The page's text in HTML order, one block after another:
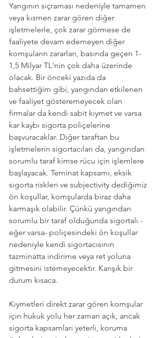
Yangının sıçraması nedeniyle tamamen
veya kısmen zarar gören diğer
işletmelerle, çok zarar görmese de
faaliyete devam edemeyen diğer
komşuların zararları, basında geçen 1-
1,5 Milyar TL'nin çok daha üzerinde
olacak. Bir önceki yazıda da
bahsettiğim gibi, yangından etkilenen
ve faaliyet gösteremeyecek olan
firmalar da kendi sabit kıymet ve varsa
kar kaybı sigorta poliçelerine
başvuracaklar. Diğer taraftan bu
işletmelerin sigortacıları da, yangından
sorumlu taraf kimse rücu için işlemlere
başlayacak. Teminat kapsamı, eksik
sigorta riskleri ve subjectivity dediğimiz
ön koşullar, komşularda biraz daha
karmaşık olabilir. Çünkü yangından
sorumlu bir taraf olduğunda sigortalı -
eğer varsa- poliçesindeki ön koşullar
nedeniyle kendi sigortacısının
tazminatta indirime veya ret yoluna
gitmesini istemeyecektir. Karışık bir
durum kısaca.
Kıymetleri direkt zarar gören komşular
için hukuk yolu her zaman açık, ancak
sigorta kapsamları yeterli, koruma